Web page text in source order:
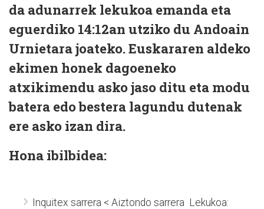
da adunarrek lekukoa emanda eta
eguerdiko 14:12an utziko du Andoain
Urnietara joateko. Euskararen aldeko
ekimen honek dagoeneko
atxikimendu asko jaso ditu eta modu
batera edo bestera lagundu dutenak
ere asko izan dira.
Hona ibilbidea:
Inquitex sarrera < Aiztondo sarrera Lekukoa: